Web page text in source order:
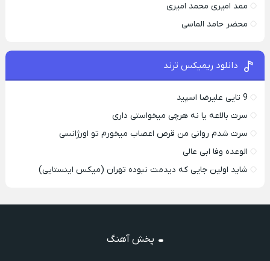
ممد امیری محمد امیری
محضر حامد الماسی
دانلود ریمیکس ترند
9 تایی علیرضا اسپید
سرت بالاعه یا نه هرچی میخواستی داری
سرت شدم روانی من قرص اعصاب میخورم تو اورژانسی
الوعده وفا ابی عالی
شاید اولین جایی که دیدمت نبوده تهران (میکس اینستایی)
پخش آهنگ